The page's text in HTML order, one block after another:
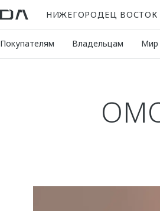
НИЖЕГОРОДЕЦ ВОСТОК
Покупателям Владельцам Мир